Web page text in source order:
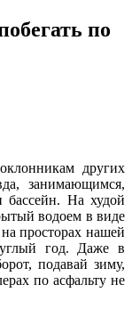
по
других
занимающимся,
бассейн. На худой
водоем в виде
просторах нашей
год. Даже в
подавай зиму,
по асфальту не